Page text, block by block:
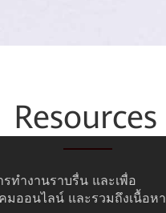
Resources
ทำงานราบรื่น และเพื่อ
มออนไลน์ และรวมถึงเนื้อหา